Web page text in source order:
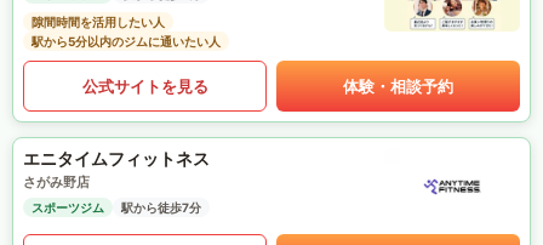
隙間時間を活用したい人
駅から5分以内のジムに通いたい人
公式サイトを見る 体験・相談予約
エニタイムフィットネス
さがみ野店
スポーツジム 駅から徒歩7分